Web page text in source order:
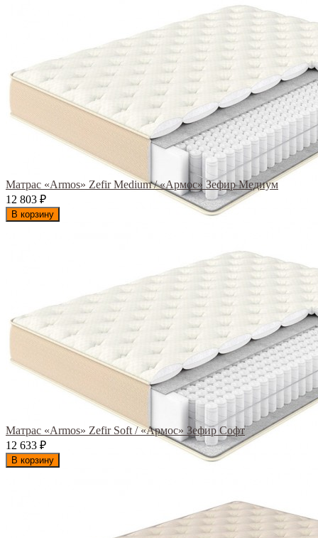
Матрас «Armos» Zefir Medium / «Армос» Зефир Медиум
12 803 ₽
В корзину
Матрас «Armos» Zefir Soft / «Армос» Зефир Софт
12 633 ₽
В корзину